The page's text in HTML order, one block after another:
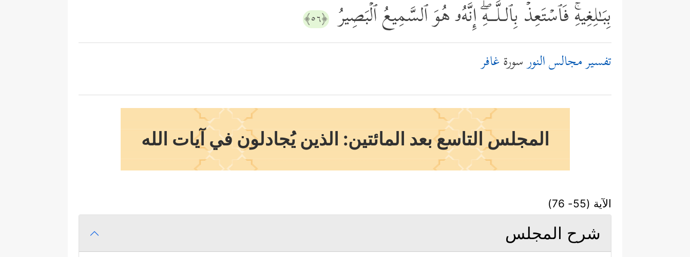
بِبَـٰلِغِیهِۚ فَٱسۡتَعِذۡ بِٱلـلَّــهِۖ إِنَّهُۥ هُوَ ٱلسَّمِیعُ ٱلۡبَصِیرُ ﴿٥٦﴾
تفسير مجالس النورسورةغافر
المجلس التاسع بعد المائتين: الذين يُجادلون في آيات الله
الآية (55- 76)
شرح المجلس